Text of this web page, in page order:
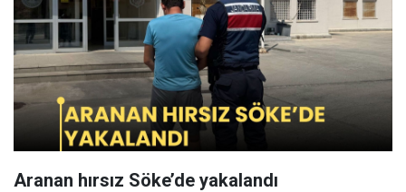
Aranan hırsız Söke’de yakalandı